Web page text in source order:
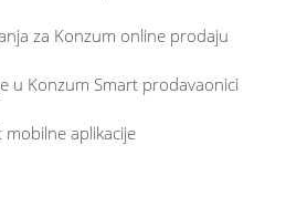
za Konzum online prodaju
u Konzum Smart prodavaonici
aplikacije